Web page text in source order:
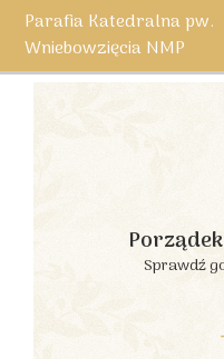
Parafia Katedralna pw.
Wniebowzięcia NMP
Sprawdź